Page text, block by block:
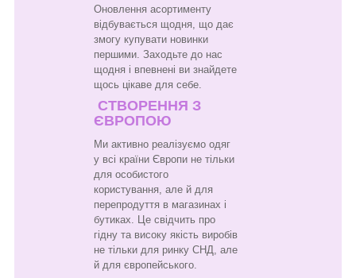
Оновлення асортименту
відбувається щодня, що дає
змогу купувати новинки
першими. Заходьте до нас
щодня і впевнені ви знайдете
щось цікаве для себе.
СТВОРЕННЯ З
ЄВРОПОЮ
Ми активно реалізуємо одяг
у всі країни Європи не тільки
для особистого
користування, але й для
перепродуття в магазинах і
бутиках. Це свідчить про
гідну та високу якість виробів
не тільки для ринку СНД, але
й для європейського.